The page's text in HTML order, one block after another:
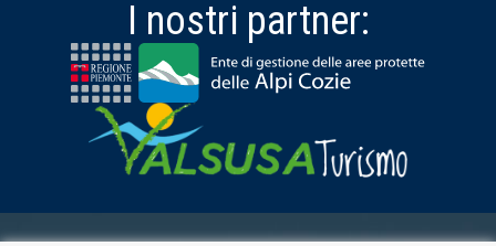
I nostri partner: